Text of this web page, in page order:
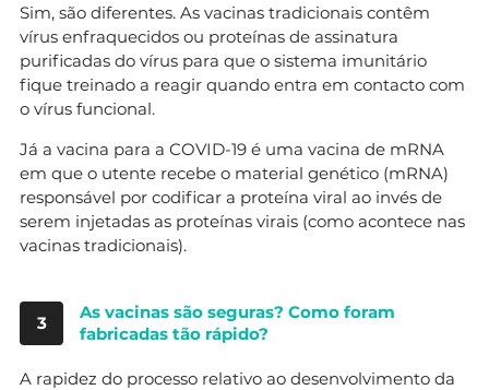
Sim, são diferentes. As vacinas tradicionais contêm
vírus enfraquecidos ou proteínas de assinatura
purificadas do vírus para que o sistema imunitário
fique treinado a reagir quando entra em contacto com
o vírus funcional.
Já a vacina para a COVID-19 é uma vacina de mRNA
em que o utente recebe o material genético (mRNA)
responsável por codificar a proteína viral ao invés de
serem injetadas as proteínas virais (como acontece nas
vacinas tradicionais).
3
As vacinas são seguras? Como foram
fabricadas tão rápido?
A rapidez do processo relativo ao desenvolvimento da